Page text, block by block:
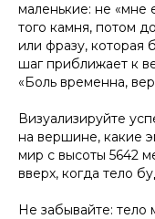
маленькие: не «мне
того камня, потом
или фразу, которая
шаг приближает к
«Боль временна,
Визуализируйте
на вершине, какие
мир с высоты 5642
вверх, когда тело
Не забывайте: тело